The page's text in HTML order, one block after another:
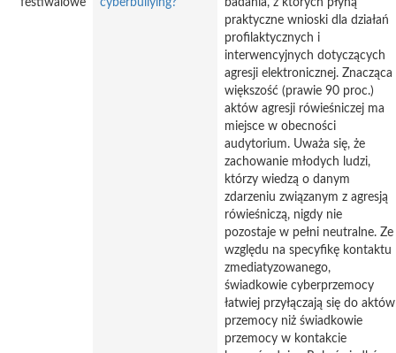
festiwalowe
cyberbullying?
badania, z których płyną
praktyczne wnioski dla działań
profilaktycznych i
interwencyjnych dotyczących
agresji elektronicznej. Znacząca
większość (prawie 90 proc.)
aktów agresji rówieśniczej ma
miejsce w obecności
audytorium. Uważa się, że
zachowanie młodych ludzi,
którzy wiedzą o danym
zdarzeniu związanym z agresją
rówieśniczą, nigdy nie
pozostaje w pełni neutralne. Ze
względu na specyfikę kontaktu
zmediatyzowanego,
świadkowie cyberprzemocy
łatwiej przyłączają się do aktów
przemocy niż świadkowie
przemocy w kontakcie